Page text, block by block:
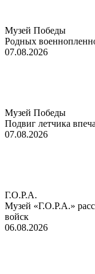
Музей Победы
Родных
07.08.2026
Музей Победы
Подвиг летчика
07.08.2026
Г.О.Р.А.
Музей «Г.О.Р.А.»
войск
06.08.2026